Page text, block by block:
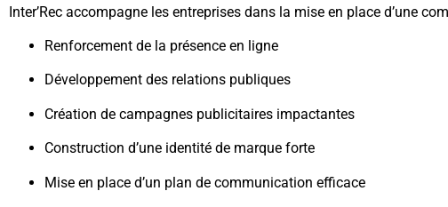
Inter’Rec accompagne les entreprises dans la mise en place d’une
Renforcement de la présence en ligne
Développement des relations publiques
Création de campagnes publicitaires impactantes
Construction d’une identité de marque forte
Mise en place d’un plan de communication efficace